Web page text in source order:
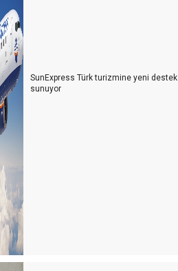
SunExpress Türk turizmine yeni destek
sunuyor